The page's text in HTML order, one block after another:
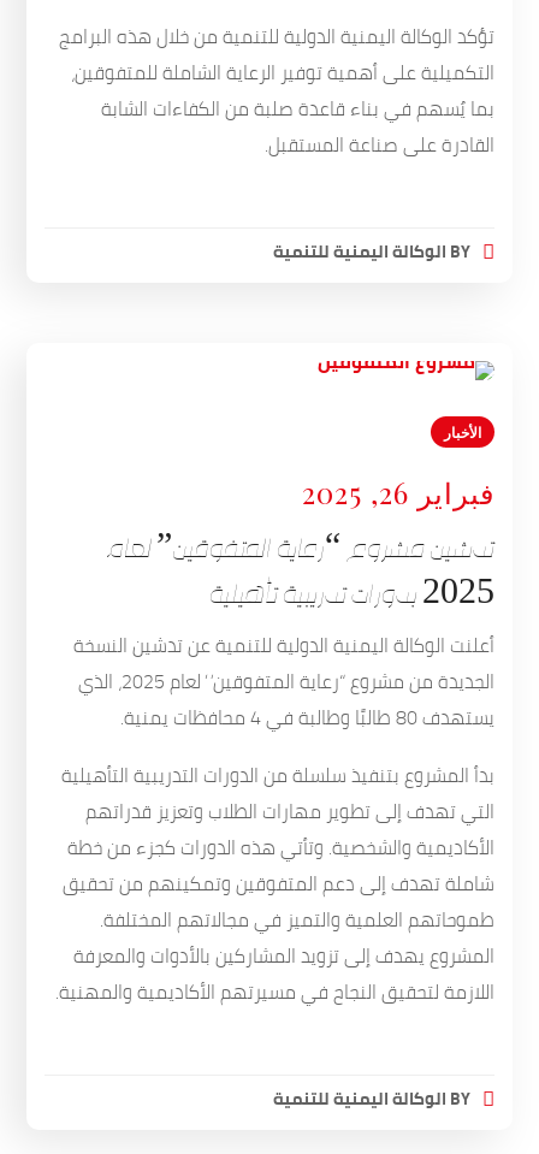
تؤكد الوكالة اليمنية الدولية للتنمية من خلال هذه البرامج
التكميلية على أهمية توفير الرعاية الشاملة للمتفوقين،
بما يُسهم في بناء قاعدة صلبة من الكفاءات الشابة
القادرة على صناعة المستقبل.
BYالوكالة اليمنية للتنمية
الأخبار
فبراير 26, 2025
تدشين مشروع “رعاية المتفوقين” لعام
2025 بدورات تدريبية تأهيلية
أعلنت الوكالة اليمنية الدولية للتنمية عن تدشين النسخة
الجديدة من مشروع “رعاية المتفوقين” لعام 2025، الذي
يستهدف 80 طالبًا وطالبة في 4 محافظات يمنية.
بدأ المشروع بتنفيذ سلسلة من الدورات التدريبية التأهيلية
التي تهدف إلى تطوير مهارات الطلاب وتعزيز قدراتهم
الأكاديمية والشخصية. وتأتي هذه الدورات كجزء من خطة
شاملة تهدف إلى دعم المتفوقين وتمكينهم من تحقيق
طموحاتهم العلمية والتميز في مجالاتهم المختلفة.
المشروع يهدف إلى تزويد المشاركين بالأدوات والمعرفة
اللازمة لتحقيق النجاح في مسيرتهم الأكاديمية والمهنية.
BYالوكالة اليمنية للتنمية